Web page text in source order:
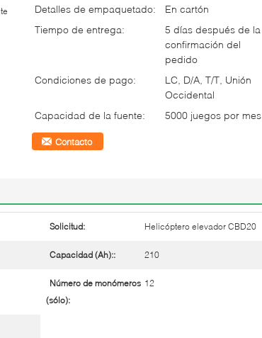
Detalles de empaquetado:
En cartón
Tiempo de entrega:
5 días después de la
confirmación del
pedido
Condiciones de pago:
LC, D/A, T/T, Unión
Occidental
Capacidad de la fuente:
5000 juegos por mes
Contacto
Solicitud: Helicóptero elevador CBD20
Capacidad (Ah):: 210
Número de monómeros
(sólo):
12